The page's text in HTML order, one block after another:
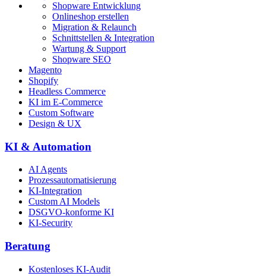
Shopware Entwicklung
Onlineshop erstellen
Migration & Relaunch
Schnittstellen & Integration
Wartung & Support
Shopware SEO
Magento
Shopify
Headless Commerce
KI im E-Commerce
Custom Software
Design & UX
KI & Automation
AI Agents
Prozessautomatisierung
KI-Integration
Custom AI Models
DSGVO-konforme KI
KI-Security
Beratung
Kostenloses KI-Audit